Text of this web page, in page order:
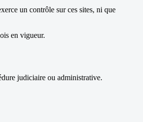
un contrôle sur ces sites, ni que
en vigueur.
judiciaire ou administrative.